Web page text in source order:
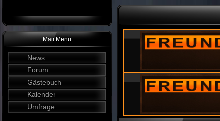
MainMenü
News
Forum
Gästebuch
Kalender
Umfrage